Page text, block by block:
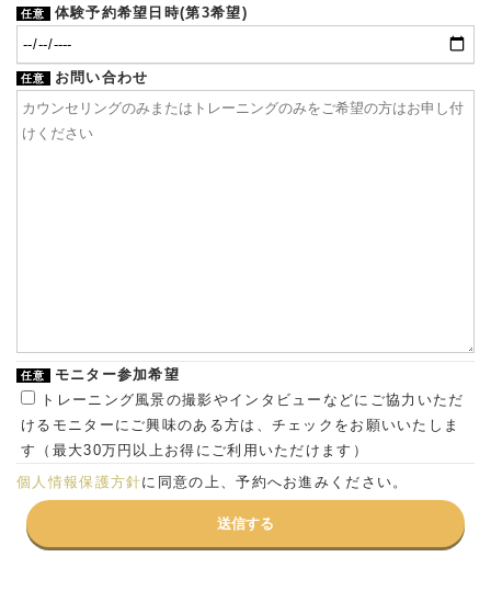
任意 体験予約希望日時(第3希望)
任意 お問い合わせ
任意
モニター参加希望
トレーニング風景の撮影やインタビューなどにご協力いただ
けるモニターにご興味のある方は、チェックをお願いいたしま
す（最大30万円以上お得にご利用いただけます）
個人情報保護方針に同意の上、予約へお進みください。